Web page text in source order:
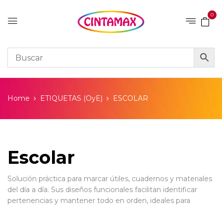
0
Home ETIQUETAS (OyE) ESCOLAR
Escolar
Solución práctica para marcar útiles, cuadernos y materiales
del día a día. Sus diseños funcionales facilitan identificar
pertenencias y mantener todo en orden, ideales para